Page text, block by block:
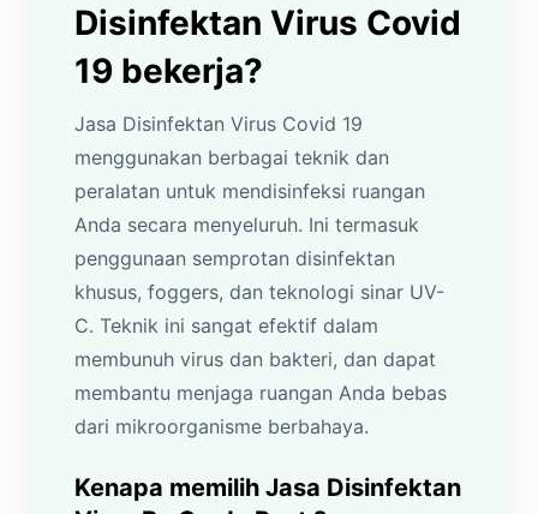
Disinfektan Virus Covid
19 bekerja?
Jasa Disinfektan Virus Covid 19
menggunakan berbagai teknik dan
peralatan untuk mendisinfeksi ruangan
Anda secara menyeluruh. Ini termasuk
penggunaan semprotan disinfektan
khusus, foggers, dan teknologi sinar UV-
C. Teknik ini sangat efektif dalam
membunuh virus dan bakteri, dan dapat
membantu menjaga ruangan Anda bebas
dari mikroorganisme berbahaya.
Kenapa memilih Jasa Disinfektan